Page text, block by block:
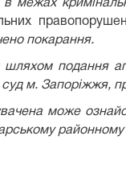
межах
покарання.
подання
м. Запоріжжя,
може
районному